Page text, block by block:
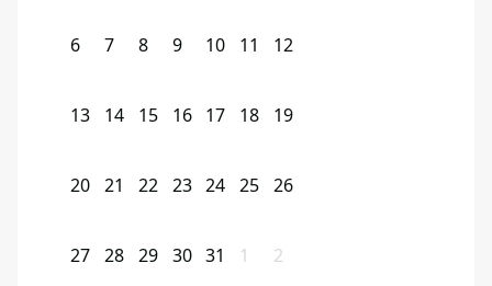
6 7 8 9 10 11 12
13 14 15 16 17 18 19
20 21 22 23 24 25 26
27 28 29 30 31 1 2